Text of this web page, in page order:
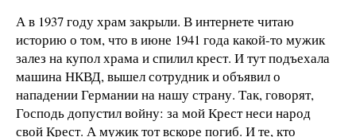
А в 1937 году храм закрыли. В интернете читаю
историю о том, что в июне 1941 года какой-то мужик
залез на купол храма и спилил крест. И тут подъехала
машина НКВД, вышел сотрудник и объявил о
нападении Германии на нашу страну. Так, говорят,
Господь допустил войну: за мой Крест неси народ
свой Крест. А мужик тот вскоре погиб. И те, кто